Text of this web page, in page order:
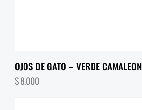
OJOS DE GATO – VERDE CAMALEON
$8,000